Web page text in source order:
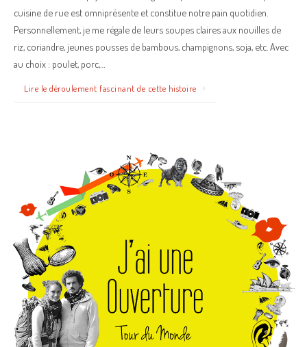
cuisine de rue est omniprésente et constitue notre pain quotidien.
Personnellement, je me régale de leurs soupes claires aux nouilles de
riz, coriandre, jeunes pousses de bambous, champignons, soja, etc. Avec
au choix : poulet, porc,…
Lire le déroulement fascinant de cette histoire